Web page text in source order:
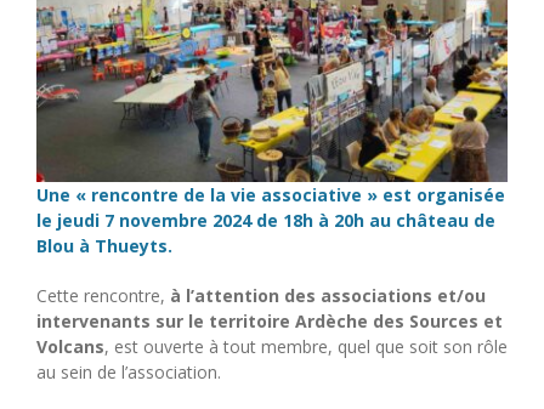
Une « rencontre de la vie associative » est organisée
le jeudi 7 novembre 2024 de 18h à 20h au château de
Blou à Thueyts.
Cette rencontre, à l’attention des associations et/ou
intervenants sur le territoire Ardèche des Sources et
Volcans, est ouverte à tout membre, quel que soit son rôle
au sein de l’association.